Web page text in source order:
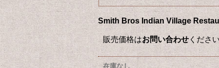
Smith Bros Indian Village
販売価格はお問い合わせ くださ
在庫なし